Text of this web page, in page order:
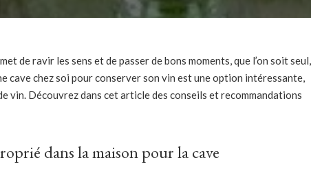
de ravir les sens et de passer de bons moments, que l’on soit seul,
cave chez soi pour conserver son vin est une option intéressante,
vin. Découvrez dans cet article des conseils et recommandations
dans la maison pour la cave